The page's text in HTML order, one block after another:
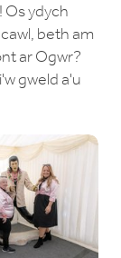
Os ydych
beth am
ar Ogwr?
gweld a'u